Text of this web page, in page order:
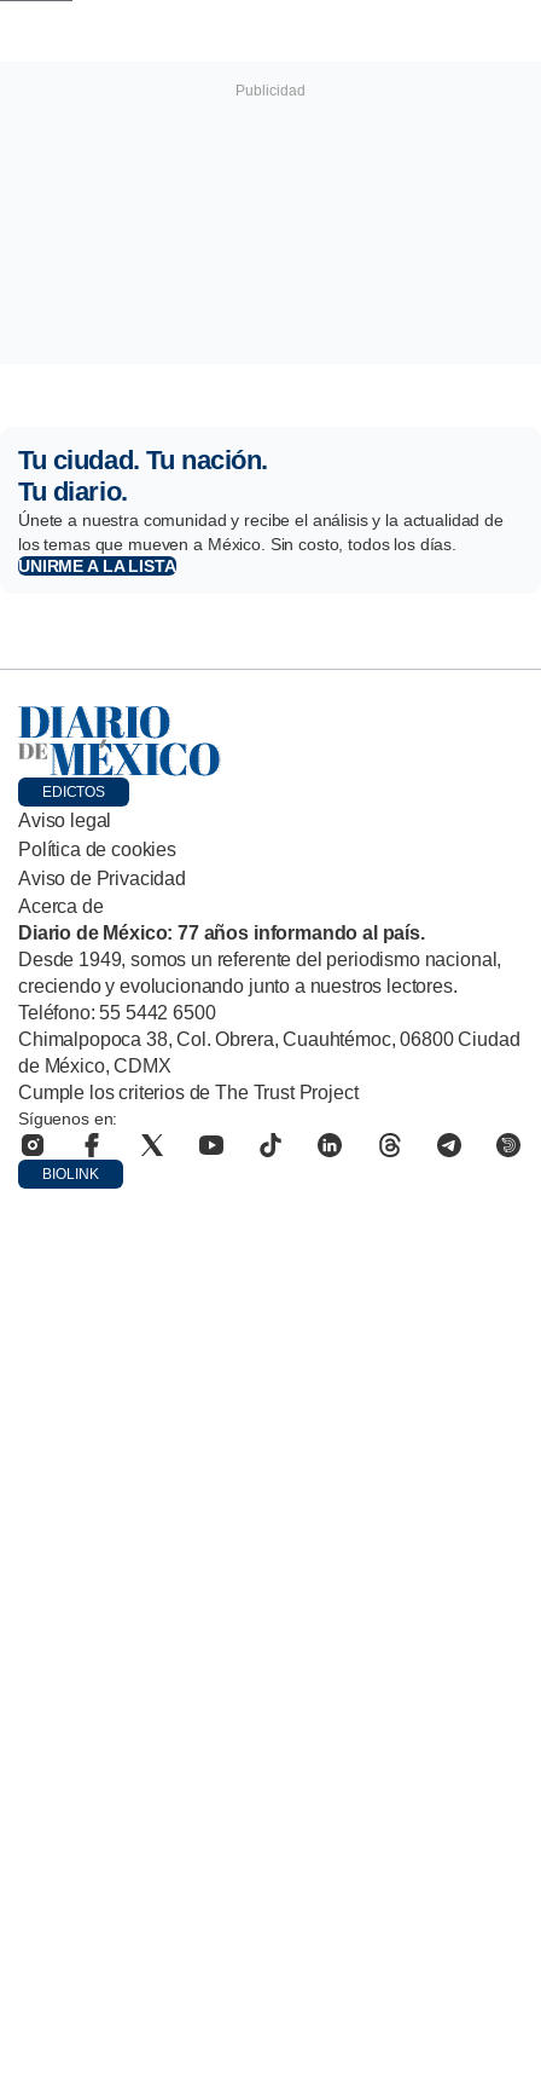
Tu ciudad. Tu nación.
Tu diario.
Únete a nuestra comunidad y recibe el análisis y la actualidad de
los temas que mueven a México. Sin costo, todos los días.
UNIRME A LA LISTA
EDICTOS
Aviso legal
Política de cookies
Aviso de Privacidad
Acerca de
Diario de México: 77 años informando al país.
Desde 1949, somos un referente del periodismo nacional,
creciendo y evolucionando junto a nuestros lectores.
Teléfono: 55 5442 6500
Chimalpopoca 38, Col. Obrera, Cuauhtémoc, 06800 Ciudad
de México, CDMX
Cumple los criterios de The Trust Project
Síguenos en:
BIOLINK